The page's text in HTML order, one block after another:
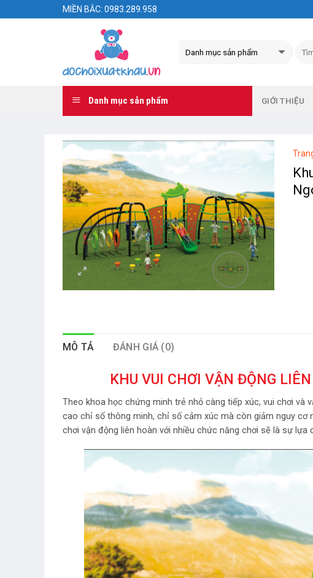
MIỀN BẮC: 0983.289.958
Danh mục sản phẩm GIỚI THIỆU
MÔ TẢ ĐÁNH GIÁ (0)
KHU VUI CHƠI VẬN ĐỘNG
Theo khoa học chứng minh trẻ nhỏ càng tiếp xúc, vui chơi
cao chỉ số thông minh, chỉ số cảm xúc mà còn giảm nguy cơ
chơi vận động liên hoàn với nhiều chức năng chơi sẽ là sự lựa